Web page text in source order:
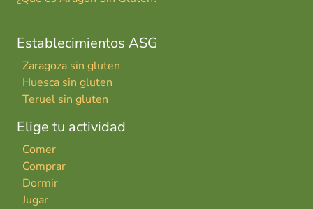
Establecimientos ASG
Zaragoza sin gluten
Huesca sin gluten
Teruel sin gluten
Elige tu actividad
Comer
Comprar
Dormir
Jugar